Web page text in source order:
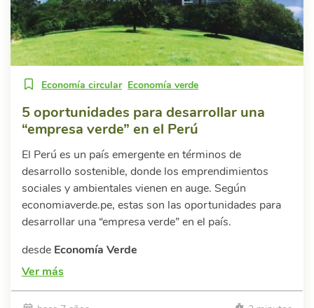
Economía circular Economía verde
5 oportunidades para desarrollar una
“empresa verde” en el Perú
El Perú es un país emergente en términos de
desarrollo sostenible, donde los emprendimientos
sociales y ambientales vienen en auge. Según
economiaverde.pe, estas son las oportunidades para
desarrollar una “empresa verde” en el país.
desde Economía Verde
Ver más